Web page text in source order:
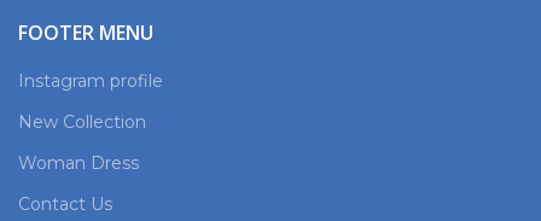
FOOTER MENU
Instagram profile
New Collection
Woman Dress
Contact Us